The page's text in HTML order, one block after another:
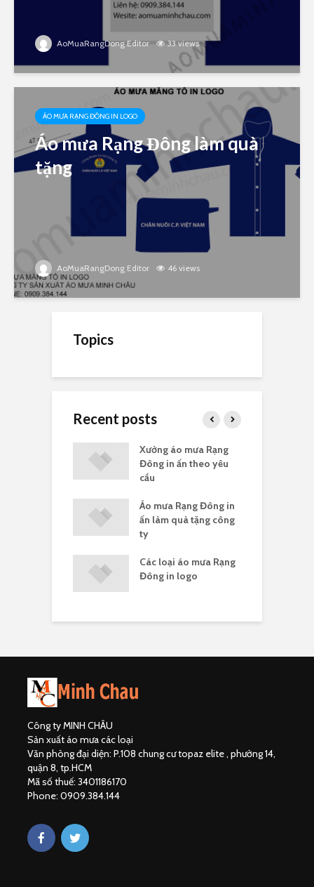
AoMuaRangDong Editor 33 views
ÁO MƯA RẠNG ĐÔNG IN LOGO
Áo mưa Rạng Đông làm quà
tặng
AoMuaRangDong Editor 46 views
Topics
Recent posts
Xưởng áo mưa Rạng
Đông in ấn theo yêu
cầu
Áo mưa Rạng Đông in
ấn làm quà tặng công
ty
Các loại áo mưa Rạng
Đông in logo
Công ty MINH CHÂU
Sản xuất áo mưa các loại
Văn phòng đại diện: P.108 chung cư topaz elite , phường 14,
quận 8, tp.HCM
Mã số thuế: 3401186170
Phone: 0909.384.144